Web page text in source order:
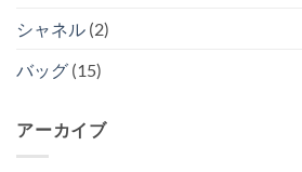
シャネル (2)
バッグ (15)
アーカイブ